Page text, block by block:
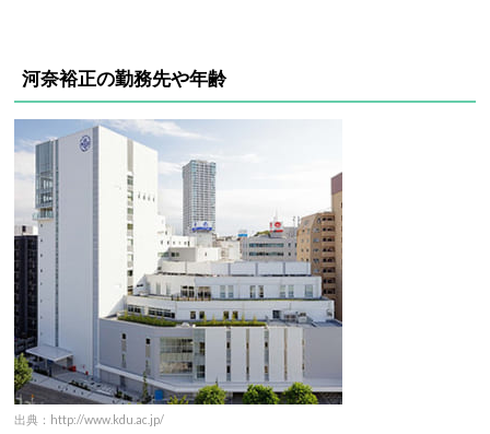
河奈裕正の勤務先や年齢
出典：http://www.kdu.ac.jp/